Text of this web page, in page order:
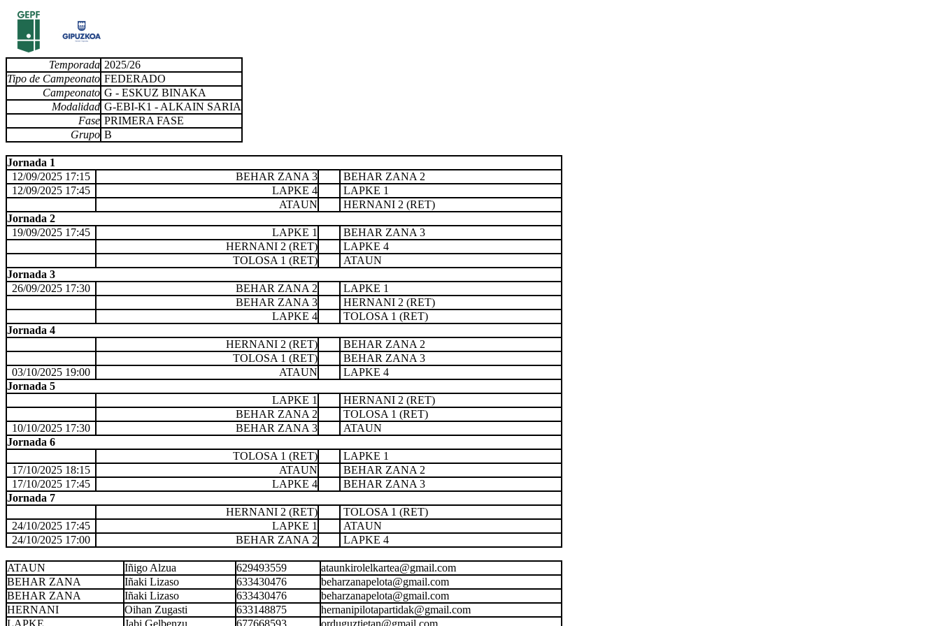
Temporada 2025/26
Tipo de Campeonato FEDERADO
Campeonato G - ESKUZ BINAKA
Modalidad G-EBI-K1 - ALKAIN SARIA
Fase PRIMERA FASE
Grupo B
Jornada 1
12/09/2025 17:15
BEHAR ZANA 3
BEHAR ZANA 2
12/09/2025 17:45
LAPKE 4
LAPKE 1
ATAUN
HERNANI 2 (RET)
Jornada 2
19/09/2025 17:45
LAPKE 1
BEHAR ZANA 3
HERNANI 2 (RET)
LAPKE 4
TOLOSA 1 (RET)
ATAUN
Jornada 3
26/09/2025 17:30
BEHAR ZANA 2
LAPKE 1
BEHAR ZANA 3
HERNANI 2 (RET)
LAPKE 4
TOLOSA 1 (RET)
Jornada 4
HERNANI 2 (RET)
BEHAR ZANA 2
TOLOSA 1 (RET)
BEHAR ZANA 3
03/10/2025 19:00
ATAUN
LAPKE 4
Jornada 5
LAPKE 1
HERNANI 2 (RET)
BEHAR ZANA 2
TOLOSA 1 (RET)
10/10/2025 17:30
BEHAR ZANA 3
ATAUN
Jornada 6
TOLOSA 1 (RET)
LAPKE 1
17/10/2025 18:15
ATAUN
BEHAR ZANA 2
17/10/2025 17:45
LAPKE 4
BEHAR ZANA 3
Jornada 7
HERNANI 2 (RET)
TOLOSA 1 (RET)
24/10/2025 17:45
LAPKE 1
ATAUN
24/10/2025 17:00
BEHAR ZANA 2 LAPKE 4
ATAUN Iñigo Alzua 629493559
ataunkirolelkartea@gmail.com
BEHAR ZANA
Iñaki Lizaso 633430476
beharzanapelota@gmail.com
BEHAR ZANA
Iñaki Lizaso 633430476
beharzanapelota@gmail.com
HERNANI
Oihan Zugasti 633148875
hernanipilotapartidak@gmail.com
LAPKE
Jabi Gelbenzu 677668593 orduguztietan@gmail.com